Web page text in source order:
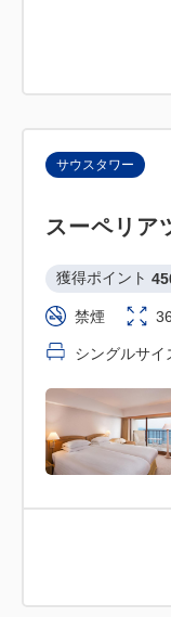
サウスタワー
スーペリア
獲得ポイント
禁煙
シングルサイ